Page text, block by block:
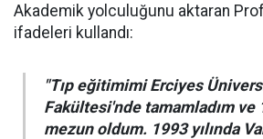
Akademik yolculuğunu aktaran
ifadeleri kullandı:
"Tıp eğitimimi Erciyes
Fakültesi'nde tamamladım ve
mezun oldum. 1993 yılında